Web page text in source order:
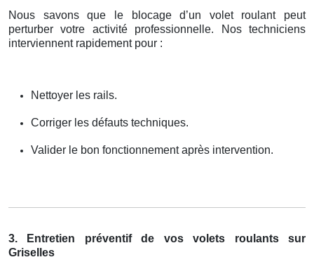
Nous savons que le blocage d’un volet roulant peut
perturber votre activité professionnelle. Nos techniciens
interviennent rapidement pour :
Nettoyer les rails.
Corriger les défauts techniques.
Valider le bon fonctionnement après intervention.
3. Entretien préventif de vos volets roulants sur
Griselles